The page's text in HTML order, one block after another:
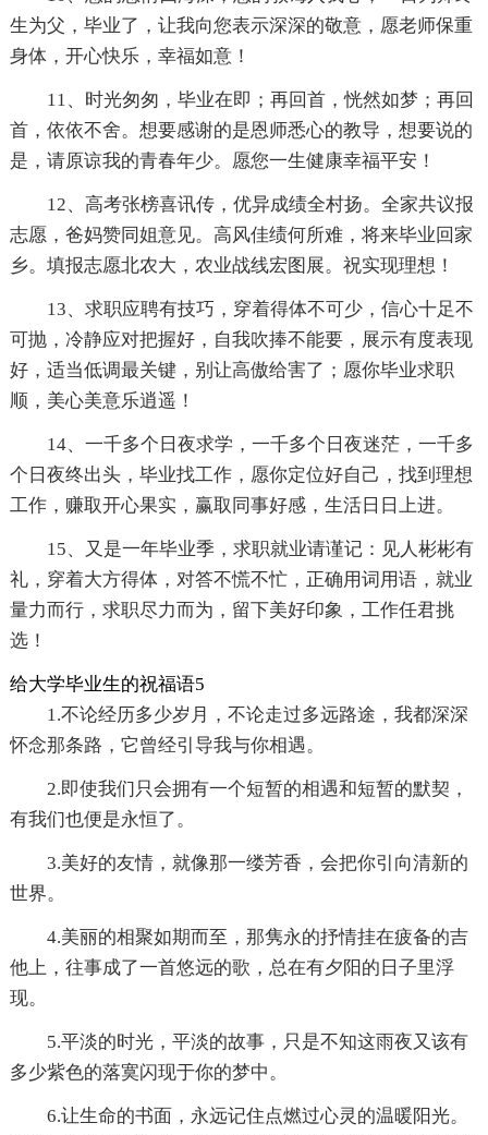
生为父，毕业了，让我向您表示深深的敬意，愿老师保重
身体，开心快乐，幸福如意！
11、时光匆匆，毕业在即；再回首，恍然如梦；再回
首，依依不舍。想要感谢的是恩师悉心的教导，想要说的
是，请原谅我的青春年少。愿您一生健康幸福平安！
12、高考张榜喜讯传，优异成绩全村扬。全家共议报
志愿，爸妈赞同姐意见。高风佳绩何所难，将来毕业回家
乡。填报志愿北农大，农业战线宏图展。祝实现理想！
13、求职应聘有技巧，穿着得体不可少，信心十足不
可抛，冷静应对把握好，自我吹捧不能要，展示有度表现
好，适当低调最关键，别让高傲给害了；愿你毕业求职
顺，美心美意乐逍遥！
14、一千多个日夜求学，一千多个日夜迷茫，一千多
个日夜终出头，毕业找工作，愿你定位好自己，找到理想
工作，赚取开心果实，赢取同事好感，生活日日上进。
15、又是一年毕业季，求职就业请谨记：见人彬彬有
礼，穿着大方得体，对答不慌不忙，正确用词用语，就业
量力而行，求职尽力而为，留下美好印象，工作任君挑
选！
给大学毕业生的祝福语5
1.不论经历多少岁月，不论走过多远路途，我都深深
怀念那条路，它曾经引导我与你相遇。
2.即使我们只会拥有一个短暂的相遇和短暂的默契，
有我们也便是永恒了。
3.美好的友情，就像那一缕芳香，会把你引向清新的
世界。
4.美丽的相聚如期而至，那隽永的抒情挂在疲备的吉
他上，往事成了一首悠远的歌，总在有夕阳的日子里浮
现。
5.平淡的时光，平淡的故事，只是不知这雨夜又该有
多少紫色的落寞闪现于你的梦中。
6.让生命的书面，永远记住点燃过心灵的温暖阳光。